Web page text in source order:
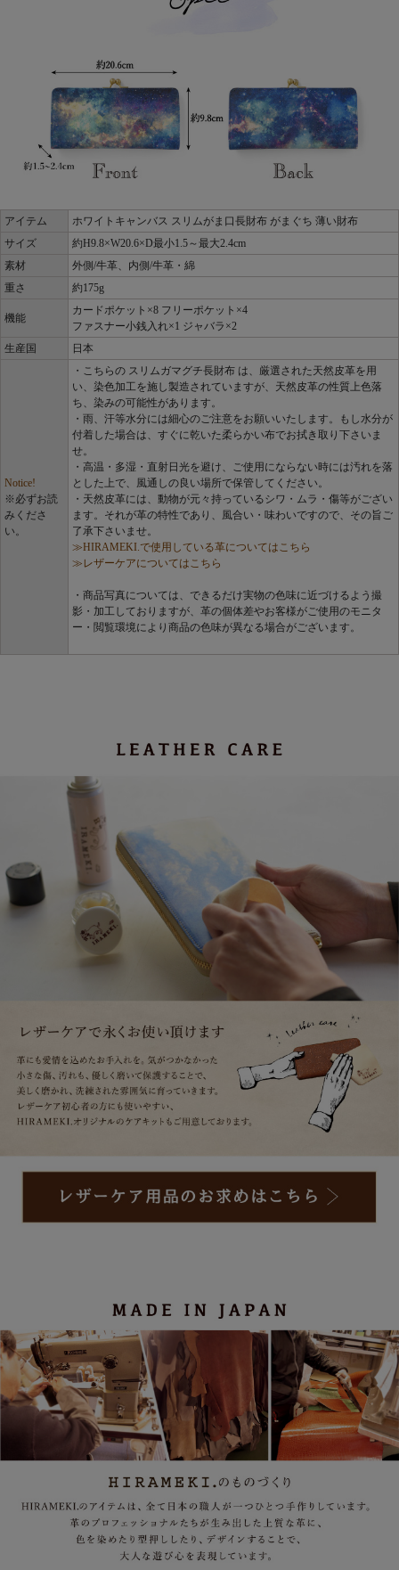
アイテム
ホワイトキャンバス スリムがま口長財布 がまぐち 薄い財布
サイズ
約H9.8×W20.6×D最小1.5～最大2.4cm
素材
外側/牛革、内側/牛革・綿
重さ
約175g
機能
カードポケット×8 フリーポケット×4
ファスナー小銭入れ×1 ジャバラ×2
生産国
日本
Notice!
※必ずお読
みくださ
い。
・こちらの スリムガマグチ長財布 は、厳選された天然皮革を用
い、染色加工を施し製造されていますが、天然皮革の性質上色落
ち、染みの可能性があります。
・雨、汗等水分には細心のご注意をお願いいたします。もし水分が
付着した場合は、すぐに乾いた柔らかい布でお拭き取り下さいま
せ。
・高温・多湿・直射日光を避け、ご使用にならない時には汚れを落
とした上で、風通しの良い場所で保管してください。
・天然皮革には、動物が元々持っているシワ・ムラ・傷等がござい
ます。それが革の特性であり、風合い・味わいですので、その旨ご
了承下さいませ。
≫HIRAMEKI.で使用している革についてはこちら
≫レザーケアについてはこちら
・商品写真については、できるだけ実物の色味に近づけるよう撮
影・加工しておりますが、革の個体差やお客様がご使用のモニタ
ー・閲覧環境により商品の色味が異なる場合がございます。